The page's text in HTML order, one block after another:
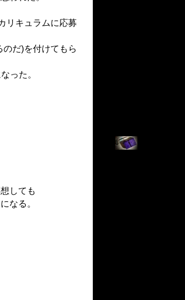
リキュラムに応募
だ)を付けてもら
った。
しても
なる。